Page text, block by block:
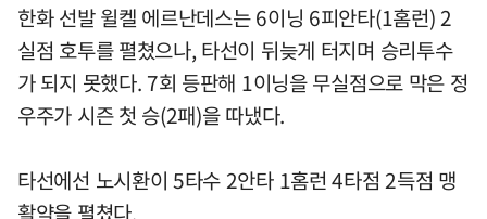
한화 선발 윌켈 에르난데스는 6이닝 6피안타(1홈런) 2
실점 호투를 펼쳤으나, 타선이 뒤늦게 터지며 승리투수
가 되지 못했다. 7회 등판해 1이닝을 무실점으로 막은 정
우주가 시즌 첫 승(2패)을 따냈다.
타선에선 노시환이 5타수 2안타 1홈런 4타점 2득점 맹
활약을 펼쳤다.